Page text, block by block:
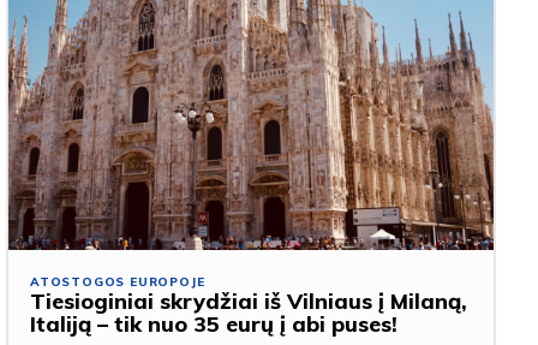
ATOSTOGOS EUROPOJE
Tiesioginiai skrydžiai iš Vilniaus į Milaną,
Italiją – tik nuo 35 eurų į abi puses!